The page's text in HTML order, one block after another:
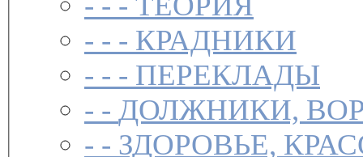
- - - КРАДНИКИ
- - - ПЕРЕКЛАДЫ
- - ДОЛЖНИКИ,
- - ЗДОРОВЬЕ,